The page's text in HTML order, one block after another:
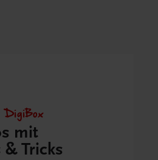
DigiBox
mit
& Tricks